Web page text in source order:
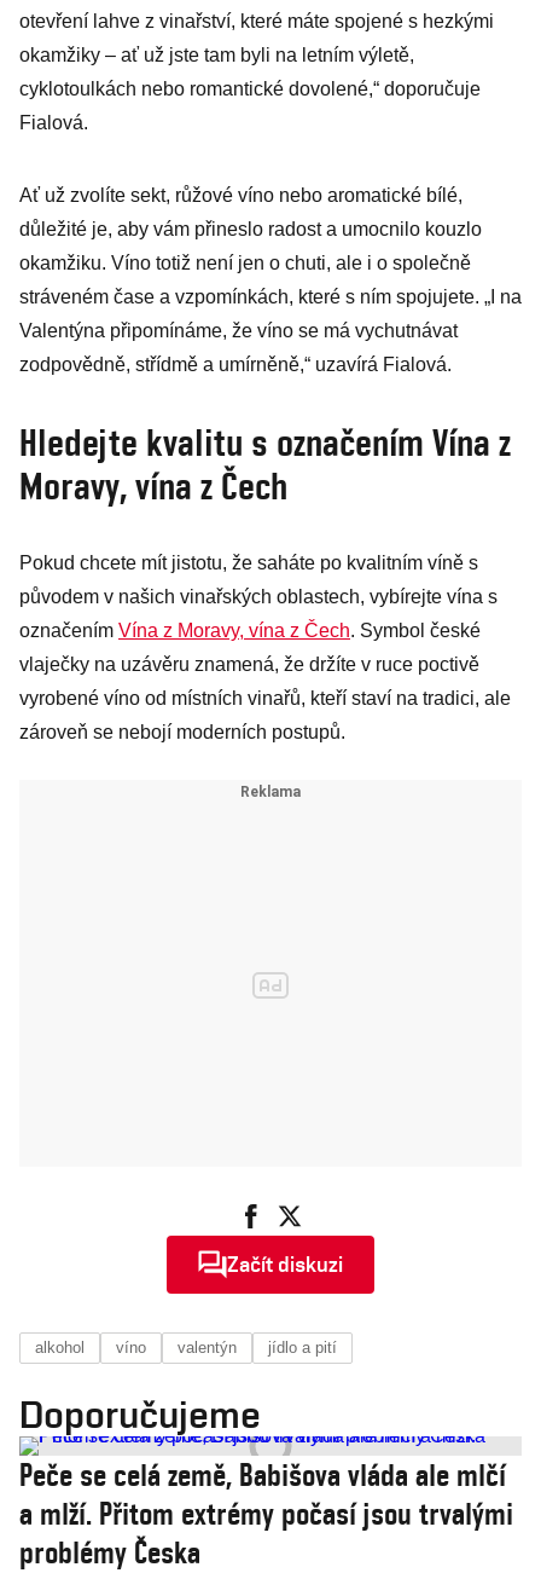
otevření lahve z vinařství, které máte spojené s hezkými
okamžiky – ať už jste tam byli na letním výletě,
cyklotoulkách nebo romantické dovolené,“ doporučuje
Fialová.
Ať už zvolíte sekt, růžové víno nebo aromatické bílé,
důležité je, aby vám přineslo radost a umocnilo kouzlo
okamžiku. Víno totiž není jen o chuti, ale i o společně
stráveném čase a vzpomínkách, které s ním spojujete. „I na
Valentýna připomínáme, že víno se má vychutnávat
zodpovědně, střídmě a umírněně,“ uzavírá Fialová.
Hledejte kvalitu s označením Vína z
Moravy, vína z Čech
Pokud chcete mít jistotu, že saháte po kvalitním víně s
původem v našich vinařských oblastech, vybírejte vína s
označením Vína z Moravy, vína z Čech. Symbol české
vlaječky na uzávěru znamená, že držíte v ruce poctivě
vyrobené víno od místních vinařů, kteří staví na tradici, ale
zároveň se nebojí moderních postupů.
Začít diskuzi
alkohol víno valentýn jídlo a pití
Doporučujeme
Peče se celá země, Babišova vláda ale mlčí
a mlží. Přitom extrémy počasí jsou trvalými
problémy Česka